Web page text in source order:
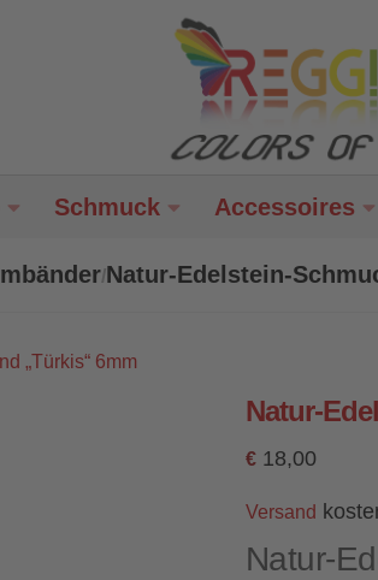
Schmuck Accessoires
/Natur-Edelstein-
„Türkis“ 6mm
Natur-
€18,00
Versand
Natur-